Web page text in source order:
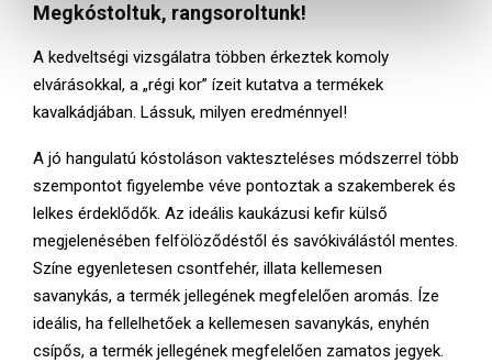
Megkóstoltuk, rangsoroltunk!
A kedveltségi vizsgálatra többen érkeztek komoly
elvárásokkal, a „régi kor” ízeit kutatva a termékek
kavalkádjában. Lássuk, milyen eredménnyel!
A jó hangulatú kóstoláson vakteszteléses módszerrel több
szempontot figyelembe véve pontoztak a szakemberek és
lelkes érdeklődők. Az ideális kaukázusi kefir külső
megjelenésében felfölöződéstől és savókiválástól mentes.
Színe egyenletesen csontfehér, illata kellemesen
savanykás, a termék jellegének megfelelően aromás. Íze
ideális, ha fellelhetőek a kellemesen savanykás, enyhén
csípős, a termék jellegének megfelelően zamatos jegyek.